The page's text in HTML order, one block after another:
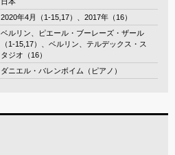
2020年4月（1-15,17）、2017年（16）
ベルリン、ピエール・ブーレーズ・ザール
（1-15,17）、ベルリン、テルデックス・ス
タジオ（16）
ダニエル・バレンボイム（ピアノ）